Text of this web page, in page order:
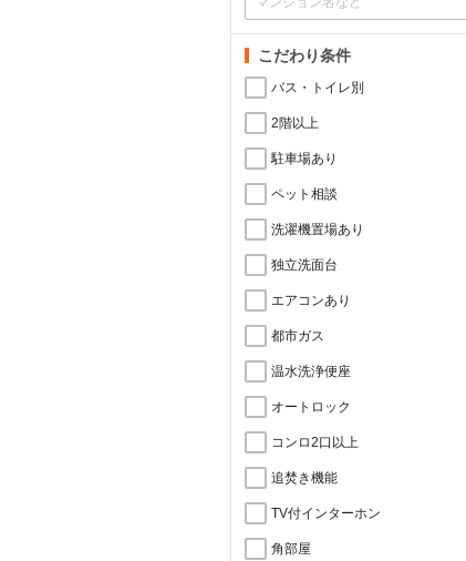
こだわり条件
バス・トイレ別
2階以上
駐車場あり
ペット相談
洗濯機置場あり
独立洗面台
エアコンあり
都市ガス
温水洗浄便座
オートロック
コンロ2口以上
追焚き機能
TV付インターホン
角部屋